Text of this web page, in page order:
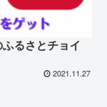
るさとチョイ
2021.11.27